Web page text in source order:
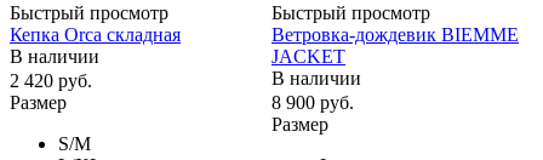
Быстрый просмотр
Кепка Orca складная
В наличии
2 420 руб.
Размер
S/M
Быстрый просмотр
Ветровка-дождевик BIEMME
JACKET
В наличии
8 900 руб.
Размер